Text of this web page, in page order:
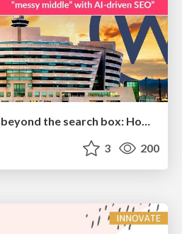
Beyond borders and beyond the search box: How to win the global "messy middle" with AI-driven SEO
3 200